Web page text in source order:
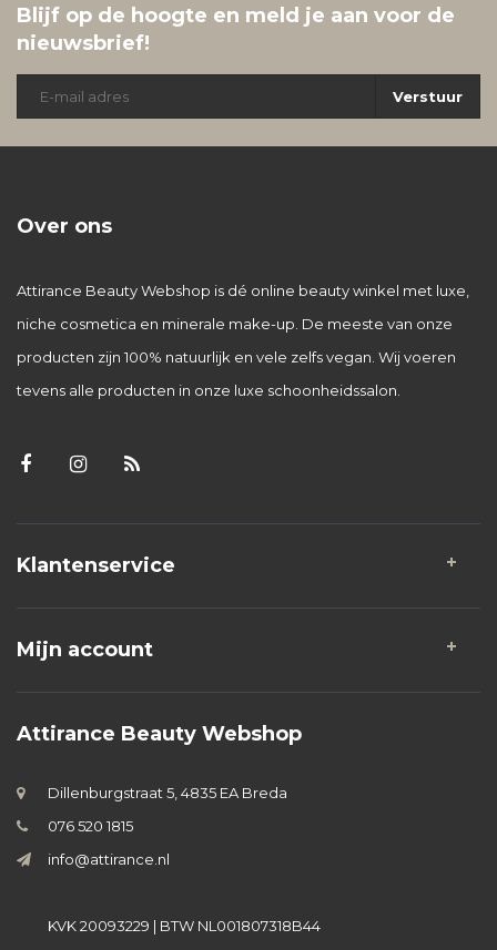
Blijf op de hoogte en meld je aan voor de
nieuwsbrief!
Verstuur
Over ons
Attirance Beauty Webshop is dé online beauty winkel met luxe,
niche cosmetica en minerale make-up. De meeste van onze
producten zijn 100% natuurlijk en vele zelfs vegan. Wij voeren
tevens alle producten in onze luxe schoonheidssalon.
Klantenservice
Mijn account
Attirance Beauty Webshop
Dillenburgstraat 5, 4835 EA Breda
076 520 1815
info@attirance.nl
KVK 20093229 | BTW NL001807318B44